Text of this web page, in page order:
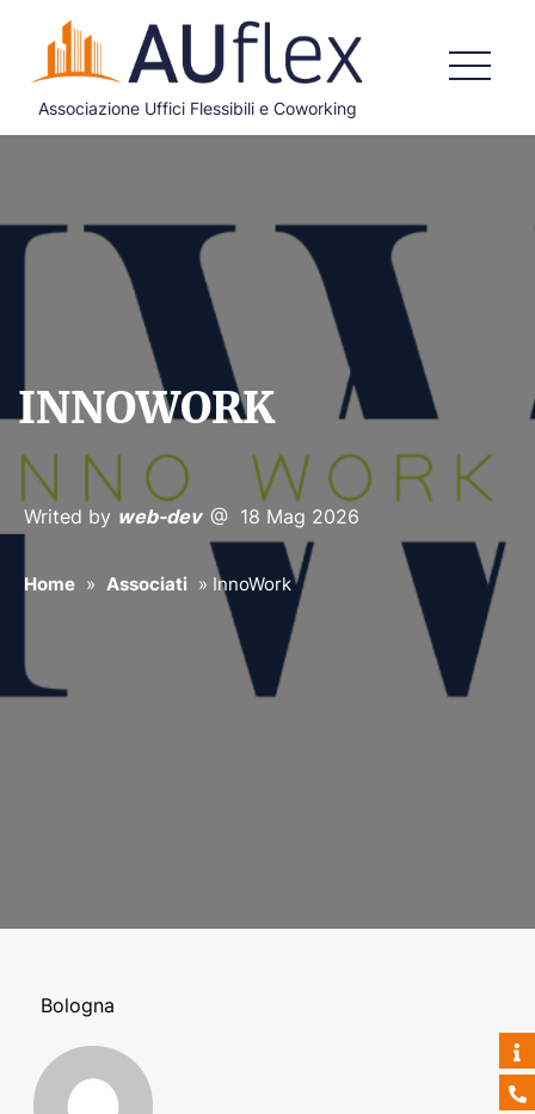
Associazione Uffici Flessibili e Coworking
COSA FACCIAMO
DOCUMENTI ISTITUZIONALI
ADERISCI
BLOG
CONTATTI
INNOWORK
Writed by web-dev @ 18 Mag 2026
Home » Associati » InnoWork
Bologna